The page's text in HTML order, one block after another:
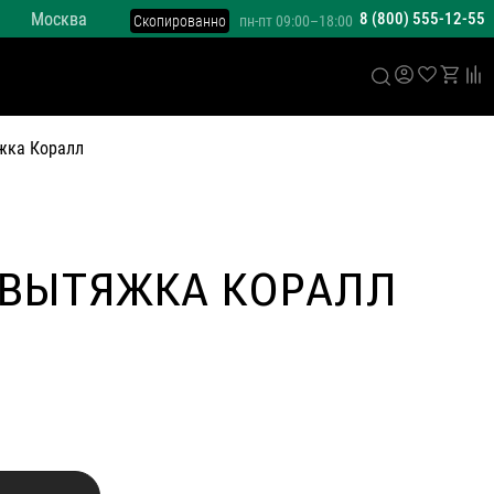
Москва пн-пт 09:00–18:00 8 (800) 555-12-55
Скопированно
Коралл
КОРАЛЛ